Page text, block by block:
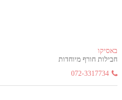
באסיקו
חבילות חורף מיוחדות
072-3317734